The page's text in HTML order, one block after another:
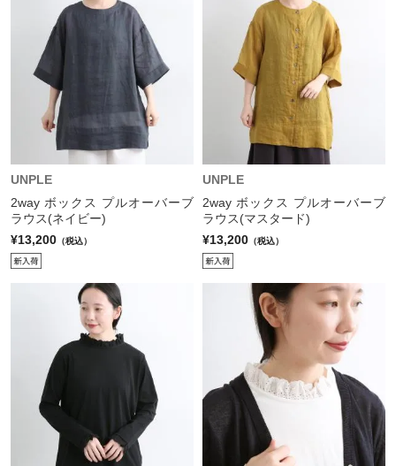
UNPLE
2way ボックス プルオーバーブ
ラウス(ネイビー)
¥13,200 （税込）
UNPLE
2way ボックス プルオーバーブ
ラウス(マスタード)
¥13,200 （税込）